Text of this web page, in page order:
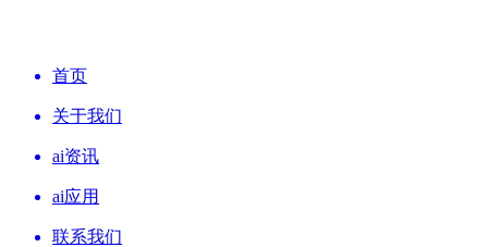
首页
关于我们
ai资讯
ai应用
联系我们